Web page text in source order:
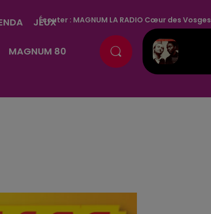
JEUX
MAGNUM 80
Écouter : MAGNUM LA RADIO Cœur des Vosges